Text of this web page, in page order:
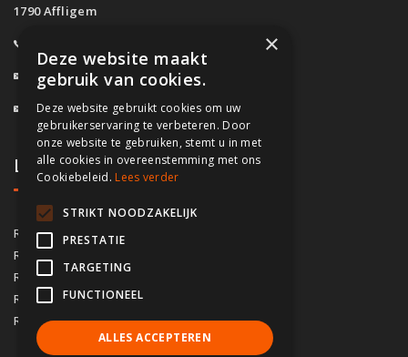
1790 Affligem
info@fassado.be
BTW: BE 0700.617.934
Lokaal contact
Regio Antwerpen
Regio Brussel
Regio Gent 09/283.15.10
Regio Brugge 050/76.00.21
Regio Kortrijk 056/92.10.73
×
Deze website maakt
gebruik van cookies.
Deze website gebruikt cookies om uw
gebruikerservaring te verbeteren. Door
onze website te gebruiken, stemt u in met
alle cookies in overeenstemming met ons
Cookiebeleid. Lees verder
STRIKT NOODZAKELIJK
PRESTATIE
TARGETING
FUNCTIONEEL
ALLES ACCEPTEREN